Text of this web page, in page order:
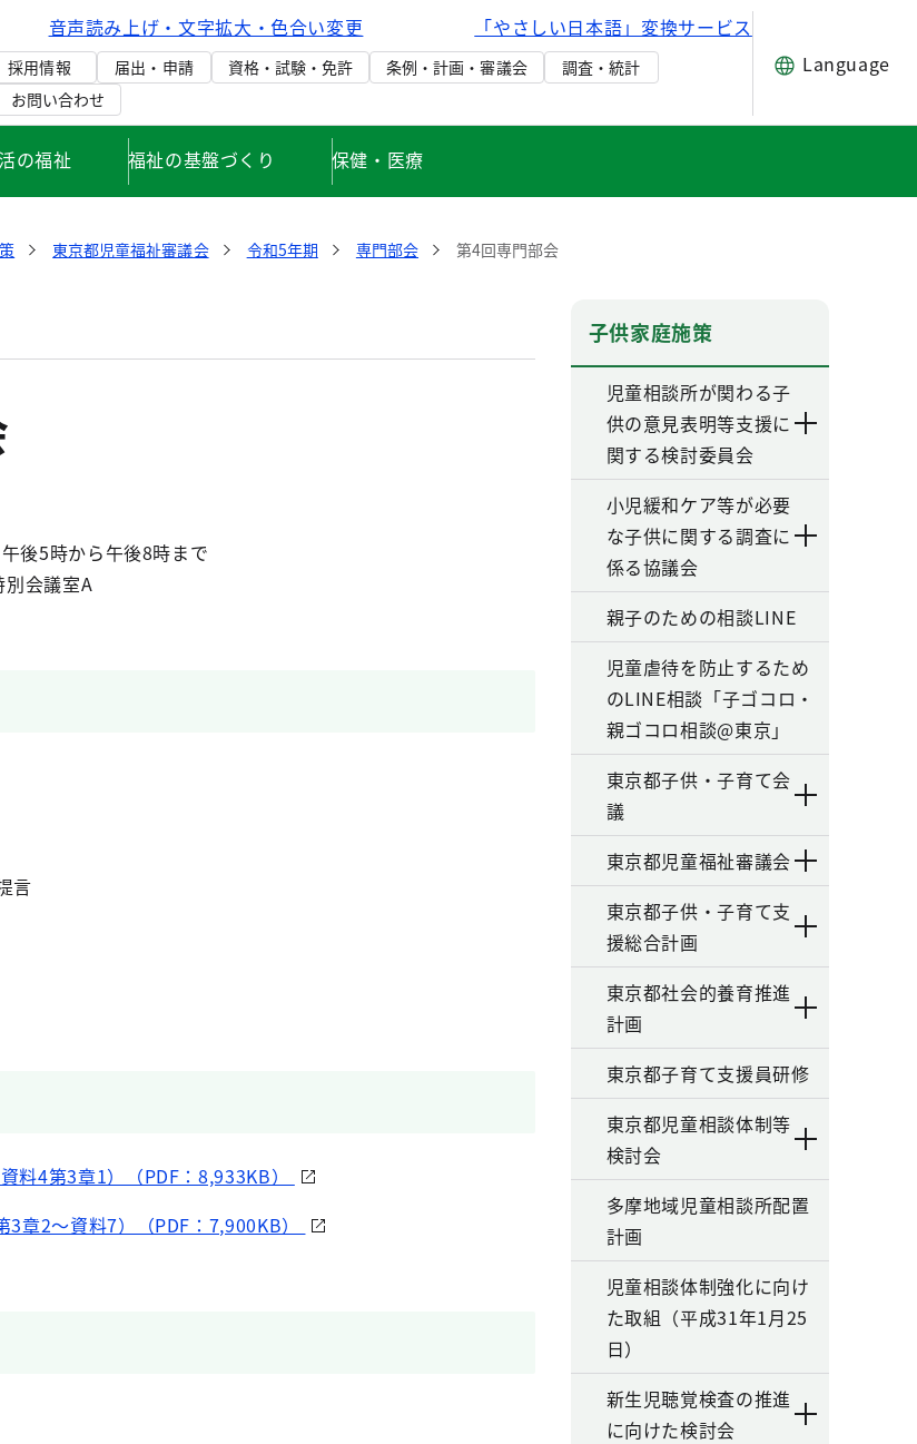
音声読み上げ・文字拡大・色合い変更 「やさしい日本語」変換サービス
採用情報 届出・申請 資格・試験・免許 条例・計画・審議会
調査・統計
お問い合わせ
Language
の福祉 福祉の基盤づくり 保健・医療
東京都児童福祉審議会 令和5年期 専門部会 第4回専門部会
後5時から午後8時まで
会議室A
言
料4第3章1）（PDF：8,933KB）
章2～資料7）（PDF：7,900KB）
子供家庭施策
児童相談所が関わる子
供の意見表明等支援に
関する検討委員会
小児緩和ケア等が必要
な子供に関する調査に
係る協議会
親子のための相談LINE
児童虐待を防止するため
のLINE相談「子ゴコロ・
親ゴコロ相談@東京」
東京都子供・子育て会
議
東京都児童福祉審議会
東京都子供・子育て支
援総合計画
東京都社会的養育推進
計画
東京都子育て支援員研修
東京都児童相談体制等
検討会
多摩地域児童相談所配置
計画
児童相談体制強化に向け
た取組（平成31年1月25
日）
新生児聴覚検査の推進
に向けた検討会